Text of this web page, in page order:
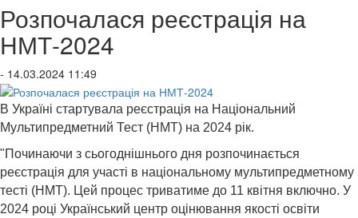
Розпочалася реєстрація на
НМТ-2024
- 14.03.2024 11:49
В Україні стартувала реєстрація на Національний
Мультипредметний Тест (НМТ) на 2024 рік.
"Починаючи з сьогоднішнього дня розпочинається
реєстрація для участі в національному мультипредметному
тесті (НМТ). Цей процес триватиме до 11 квітня включно. У
2024 році Український центр оцінювання якості освіти